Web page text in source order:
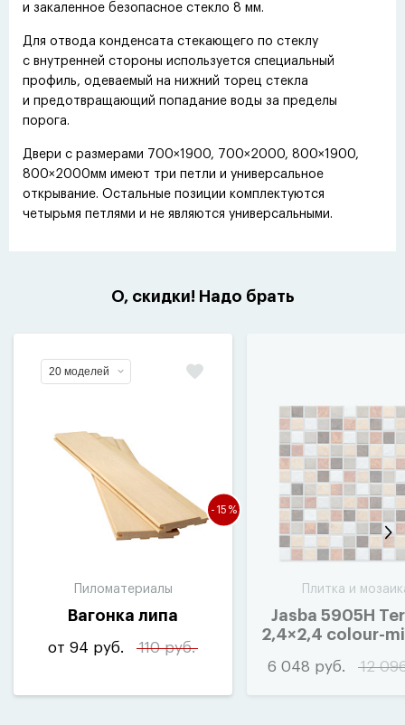
и закаленное безопасное стекло 8 мм.
Для отвода конденсата стекающего по стеклу
с внутренней стороны используется специальный
профиль, одеваемый на нижний торец стекла
и предотвращающий попадание воды за пределы
порога.
Двери с размерами 700×1900, 700×2000, 800×1900,
800×2000мм имеют три петли и универсальное
открывание. Остальные позиции комплектуются
четырьмя петлями и не являются универсальными.
О, скидки! Надо брать
20 моделей
-15%
Пиломатериалы
Вагонка липа
от 94 руб. 110 руб.
Плитка и
Jasba 5905H
2,4×2,4 colour-
6 048 руб. 12